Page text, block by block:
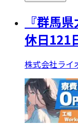
『群馬
休日121
株式会社ライ